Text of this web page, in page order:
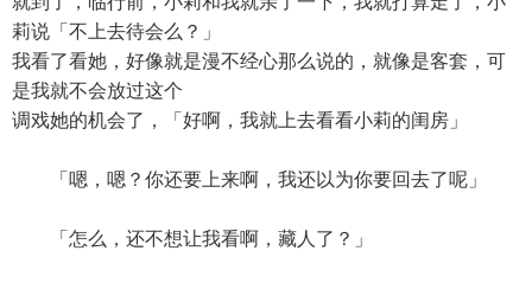
莉说「不上去待会么？」
我看了看她，好像就是漫不经心那么说的，就像是客套，可
是我就不会放过这个
调戏她的机会了，「好啊，我就上去看看小莉的闺房」
「嗯，嗯？你还要上来啊，我还以为你要回去了呢」
「怎么，还不想让我看啊，藏人了？」